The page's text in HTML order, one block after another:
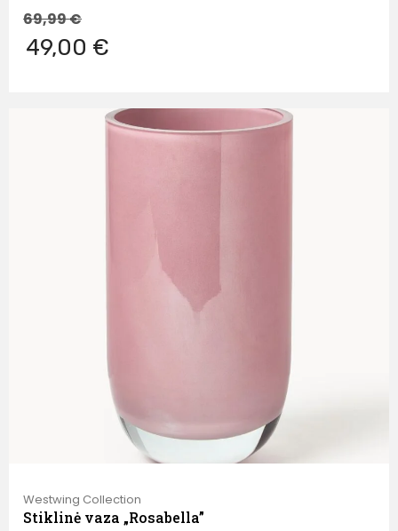
69,99€
49,00 €
Westwing Collection
Stiklinė vaza „Rosabella”